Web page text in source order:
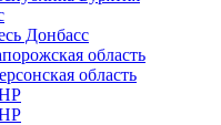
Донбасс
область
область